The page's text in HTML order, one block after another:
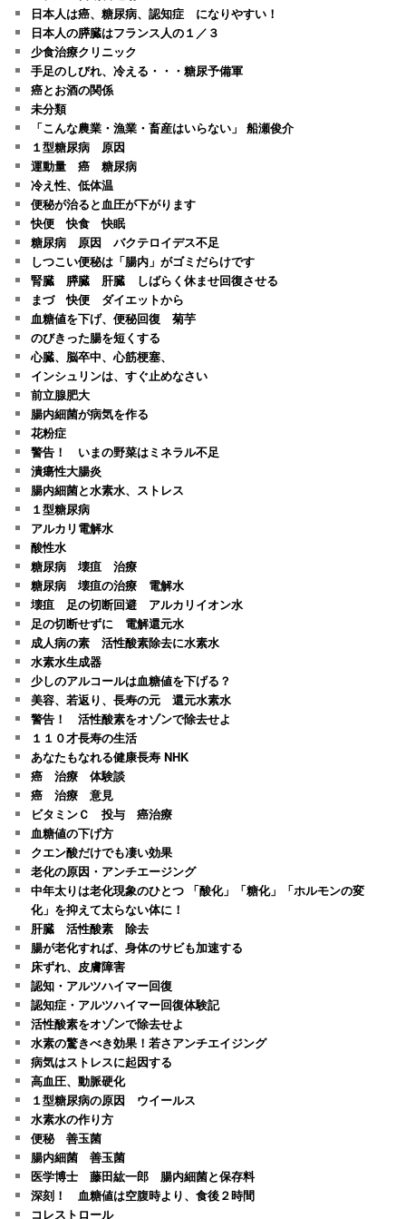
日本人は癌、糖尿病、認知症 になりやすい！
日本人の膵臓はフランス人の１／３
少食治療クリニック
手足のしびれ、冷える・・・糖尿予備軍
癌とお酒の関係
未分類
「こんな農業・漁業・畜産はいらない」 船瀬俊介
１型糖尿病 原因
運動量 癌 糖尿病
冷え性、低体温
便秘が治ると血圧が下がります
快便 快食 快眠
糖尿病 原因 バクテロイデス不足
しつこい便秘は「腸内」がゴミだらけです
腎臓 膵臓 肝臓 しばらく休ませ回復させる
まづ 快便 ダイエットから
血糖値を下げ、便秘回復 菊芋
のびきった腸を短くする
心臓、脳卒中、心筋梗塞、
インシュリンは、すぐ止めなさい
前立腺肥大
腸内細菌が病気を作る
花粉症
警告！ いまの野菜はミネラル不足
潰瘍性大腸炎
腸内細菌と水素水、ストレス
１型糖尿病
アルカリ電解水
酸性水
糖尿病 壊疽 治療
糖尿病 壊疽の治療 電解水
壊疽 足の切断回避 アルカリイオン水
足の切断せずに 電解還元水
成人病の素 活性酸素除去に水素水
水素水生成器
少しのアルコールは血糖値を下げる？
美容、若返り、長寿の元 還元水素水
警告！ 活性酸素をオゾンで除去せよ
１１０才長寿の生活
あなたもなれる健康長寿 NHK
癌 治療 体験談
癌 治療 意見
ビタミンＣ 投与 癌治療
血糖値の下げ方
クエン酸だけでも凄い効果
老化の原因・アンチエージング
中年太りは老化現象のひとつ 「酸化」「糖化」「ホルモンの変
化」を抑えて太らない体に！
肝臓 活性酸素 除去
腸が老化すれば、身体のサビも加速する
床ずれ、皮膚障害
認知・アルツハイマー回復
認知症・アルツハイマー回復体験記
活性酸素をオゾンで除去せよ
水素の驚きべき効果！若さアンチエイジング
病気はストレスに起因する
高血圧、動脈硬化
１型糖尿病の原因 ウイールス
水素水の作り方
便秘 善玉菌
腸内細菌 善玉菌
医学博士 藤田紘一郎 腸内細菌と保存料
深刻！ 血糖値は空腹時より、食後２時間
コレストロール